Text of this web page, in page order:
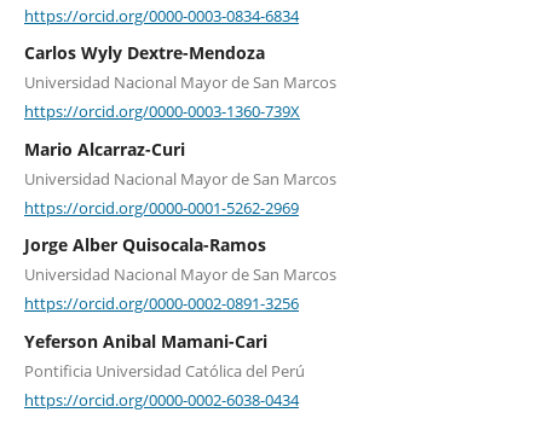
https://orcid.org/0000-0003-0834-6834
Carlos Wyly Dextre-Mendoza
Universidad Nacional Mayor de San Marcos
https://orcid.org/0000-0003-1360-739X
Mario Alcarraz-Curi
Universidad Nacional Mayor de San Marcos
https://orcid.org/0000-0001-5262-2969
Jorge Alber Quisocala-Ramos
Universidad Nacional Mayor de San Marcos
https://orcid.org/0000-0002-0891-3256
Yeferson Anibal Mamani-Cari
Pontificia Universidad Católica del Perú
https://orcid.org/0000-0002-6038-0434